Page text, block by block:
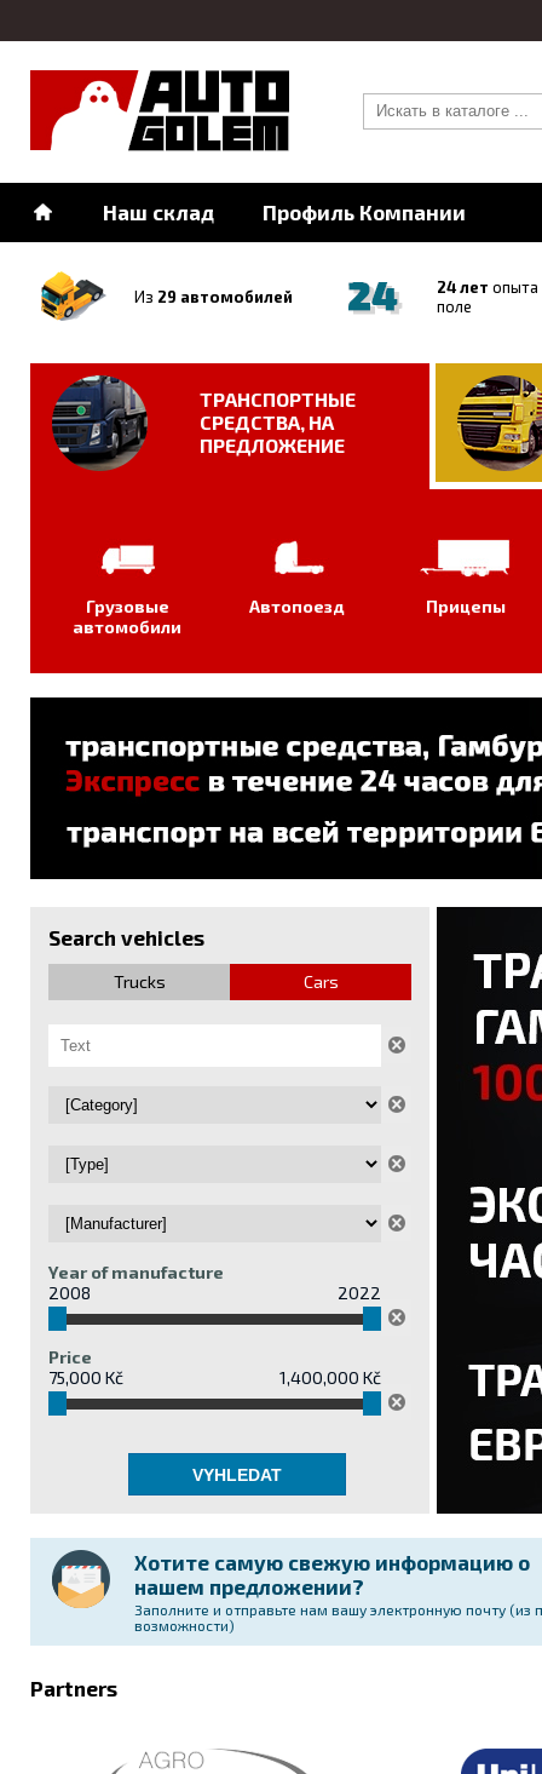
Наш склад Профиль Компании
Из 29 автомобилей 24 лет опыта
поле
ТРАНСПОРТНЫЕ
СРЕДСТВА, НА
ПРЕДЛОЖЕНИЕ
Грузовые
автомобили
Автопоезд Прицепы
Search vehicles
Trucks Cars
Year of manufacture
2008
2022
Price
75,000 Kč
1,400,000 Kč
Хотите самую свежую информацию о
нашем предложении?
Заполните и отправьте нам вашу электронную почту (из
возможности)
Partners